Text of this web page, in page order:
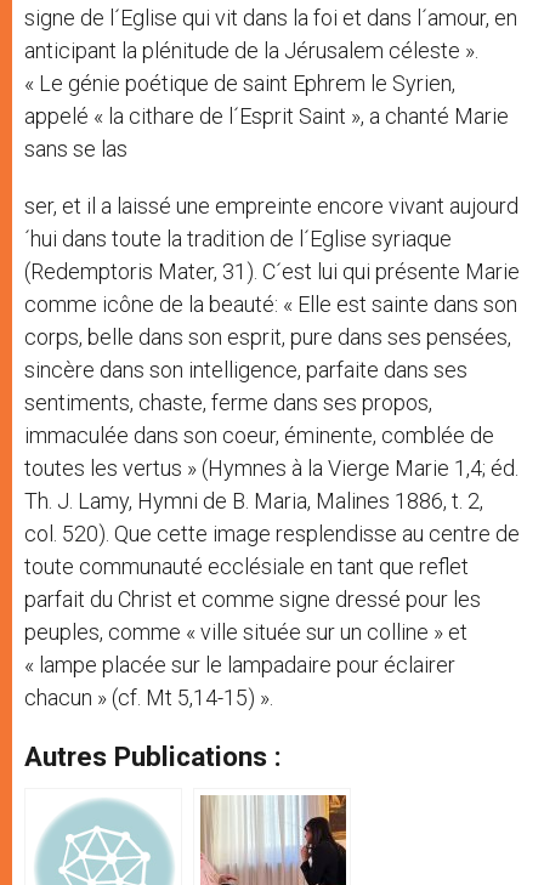
signe de l´Eglise qui vit dans la foi et dans l´amour, en
anticipant la plénitude de la Jérusalem céleste ».
« Le génie poétique de saint Ephrem le Syrien,
appelé « la cithare de l´Esprit Saint », a chanté Marie
sans se las
ser, et il a laissé une empreinte encore vivant aujourd
´hui dans toute la tradition de l´Eglise syriaque
(Redemptoris Mater, 31). C´est lui qui présente Marie
comme icône de la beauté: « Elle est sainte dans son
corps, belle dans son esprit, pure dans ses pensées,
sincère dans son intelligence, parfaite dans ses
sentiments, chaste, ferme dans ses propos,
immaculée dans son coeur, éminente, comblée de
toutes les vertus » (Hymnes à la Vierge Marie 1,4; éd.
Th. J. Lamy, Hymni de B. Maria, Malines 1886, t. 2,
col. 520). Que cette image resplendisse au centre de
toute communauté ecclésiale en tant que reflet
parfait du Christ et comme signe dressé pour les
peuples, comme « ville située sur un colline » et
« lampe placée sur le lampadaire pour éclairer
chacun » (cf. Mt 5,14-15) ».
Autres Publications :